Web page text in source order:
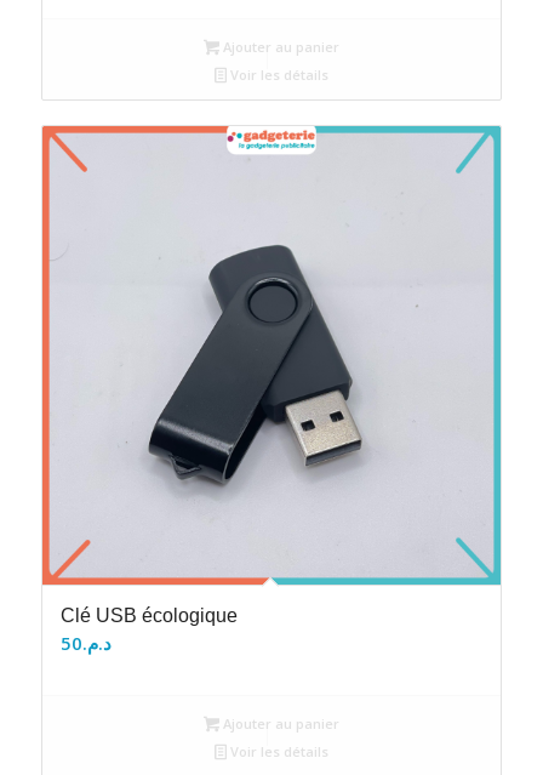
Ajouter au panier
Voir les détails
Clé USB écologique
د.م.50
Ajouter au panier
Voir les détails